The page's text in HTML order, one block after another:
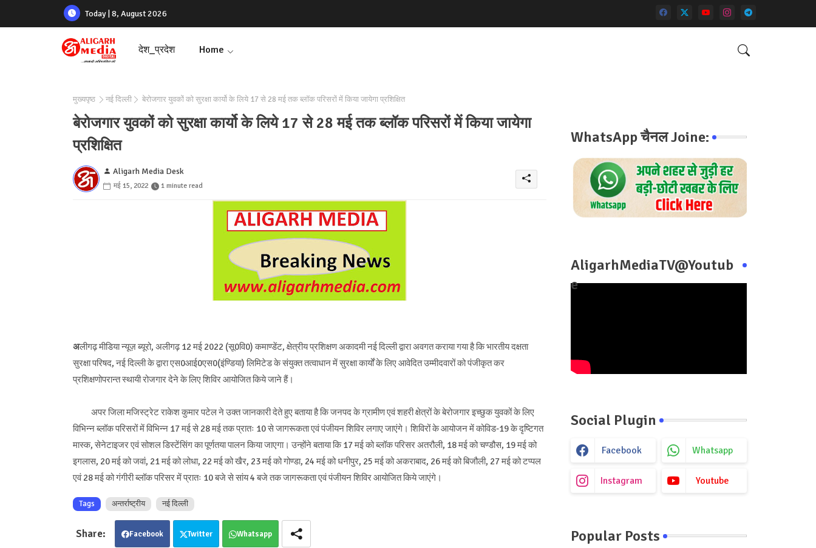
Today | 8, August 2026
देश_प्रदेश Home
मुख्यपृष्ठ नई दिल्ली बेरोजगार युवकों को सुरक्षा कार्यो के लिये 17 से 28 मई तक ब्लॉक परिसरों में किया जायेगा प्रशिक्षित
बेरोजगार युवकों को सुरक्षा कार्यो के लिये 17 से 28 मई तक ब्लॉक परिसरों में किया जायेगा
प्रशिक्षित
Aligarh Media Desk
मई 15, 2022 1 minute read
अलीगढ़ मीडिया न्यूज़ ब्यूरो, अलीगढ़ 12 मई 2022 (सू0वि0) कमाण्डेंट, क्षेत्रीय प्रशिक्षण अकादमी नई दिल्ली द्वारा अवगत कराया गया है कि भारतीय दक्षता
सुरक्षा परिषद, नई दिल्ली के द्वारा एस0आई0एस0(इंण्डिया) लिमिटेड के संयुक्त तत्वाधान में सुरक्षा कार्यों के लिए आवेदित उम्मीदवारों को पंजीकृत कर
प्रशिक्षणोपरान्त स्थायी रोजगार देने के लिए शिविर आयोजित किये जाने हैं।
अपर जिला मजिस्ट्रेट राकेश कुमार पटेल ने उक्त जानकारी देते हुए बताया है कि जनपद के ग्रामीण एवं शहरी क्षेत्रों के बेरोजगार इच्छुक युवकों के लिए
विभिन्न ब्लॉक परिसरों में विभिन्न 17 मई से 28 मई तक प्रातः 10 से जागरूकता एवं पंजीयन शिविर लगाए जाएंगे। शिविरों के आयोजन में कोविड-19 के दृष्टिगत
मास्क, सेनेटाइजर एवं सोशल डिस्टेंसिंग का पूर्णतया पालन किया जाएगा। उन्होंने बताया कि 17 मई को ब्लॉक परिसर अतरौली, 18 मई को चण्डौस, 19 मई को
इगलास, 20 मई को जवां, 21 मई को लोधा, 22 मई को खैर, 23 मई को गोण्डा, 24 मई को धनीपुर, 25 मई को अकराबाद, 26 मई को बिजौली, 27 मई को टप्पल
एवं 28 मई को गंगीरी ब्लॉक परिसर में प्रातः 10 बजे से सांय 4 बजे तक जागरूकता एवं पंजीयन शिविर आयोजित किये जाएंगे।
Tags अन्तर्राष्ट्रीय नई दिल्ली
Facebook Twitter Whatsapp
WhatsApp चैनल Joine:
AligarhMediaTV@Youtub
e
Social Plugin
Facebook Whatsapp
Instagram Youtube
Popular Posts